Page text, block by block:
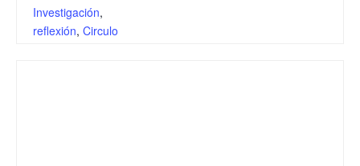
Investigación,
reflexión, Circulo